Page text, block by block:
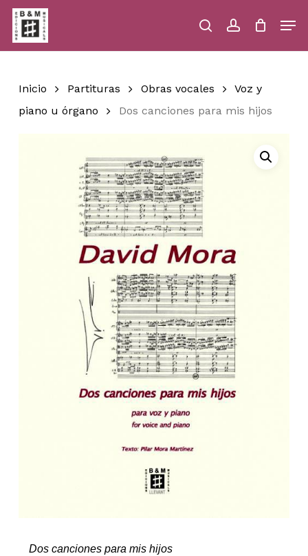
Skip
main
content
searchaccount
Close
Inicio Partituras Obras vocales
Voz y
piano u órgano
Dos canciones para mis hijos
Dos canciones para mis hijos
Menu